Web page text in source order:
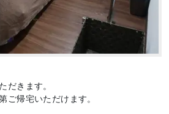
だきます。
ご帰宅いただけます。